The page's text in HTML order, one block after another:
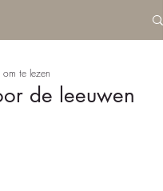
de leeuwen
om te lezen